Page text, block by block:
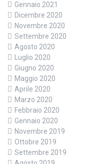
Gennaio 2021
Dicembre 2020
Novembre 2020
Settembre 2020
Agosto 2020
Luglio 2020
Giugno 2020
Maggio 2020
Aprile 2020
Marzo 2020
Febbraio 2020
Gennaio 2020
Novembre 2019
Ottobre 2019
Settembre 2019